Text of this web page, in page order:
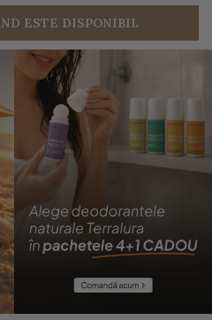
ESTE DISPONIBIL